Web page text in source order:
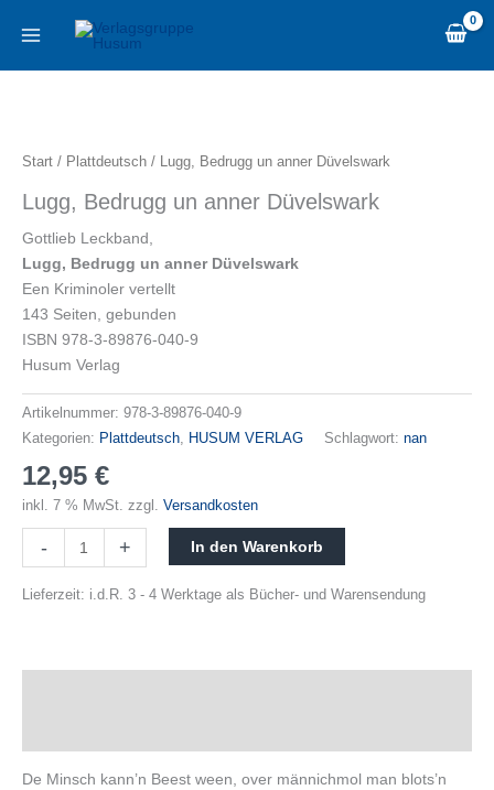
Inhalt
Start / Plattdeutsch / Lugg, Bedrugg un anner Düvelswark
Lugg, Bedrugg un anner Düvelswark
Gottlieb Leckband,
Lugg, Bedrugg un anner Düvelswark
Een Kriminoler vertellt
143 Seiten, gebunden
ISBN 978-3-89876-040-9
Husum Verlag
Artikelnummer: 978-3-89876-040-9
Kategorien: Plattdeutsch, HUSUM VERLAG Schlagwort: nan
12,95 €
inkl. 7 % MwSt. zzgl. Versandkosten
-
un
Düvelswark
Menge
+ In den Warenkorb
Lieferzeit: i.d.R. 3 - 4 Werktage als Bücher- und Warensendung
De Minsch kann’n Beest ween, over männichmol man blots’n